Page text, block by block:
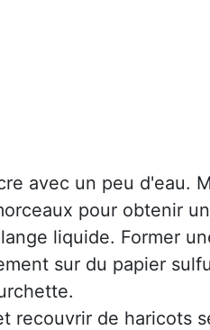
avec un peu d'eau.
pour obtenir
liquide. Former
sur du papier
recouvrir de haricots